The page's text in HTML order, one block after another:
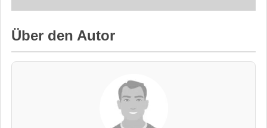
Über den Autor